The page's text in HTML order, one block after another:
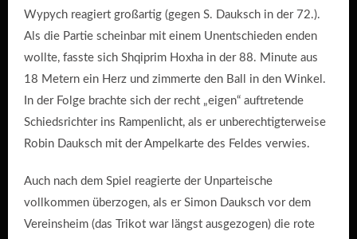
Wypych reagiert großartig (gegen S. Dauksch in der 72.).
Als die Partie scheinbar mit einem Unentschieden enden
wollte, fasste sich Shqiprim Hoxha in der 88. Minute aus
18 Metern ein Herz und zimmerte den Ball in den Winkel.
In der Folge brachte sich der recht „eigen“ auftretende
Schiedsrichter ins Rampenlicht, als er unberechtigterweise
Robin Dauksch mit der Ampelkarte des Feldes verwies.
Auch nach dem Spiel reagierte der Unparteische
vollkommen überzogen, als er Simon Dauksch vor dem
Vereinsheim (das Trikot war längst ausgezogen) die rote